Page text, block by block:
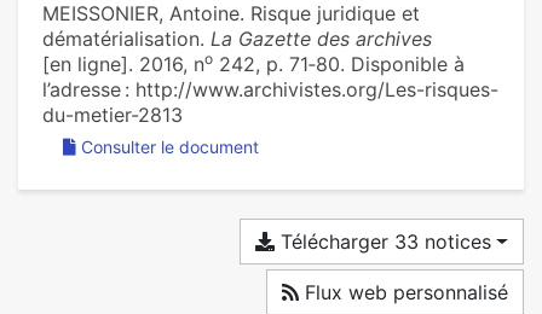
MEISSONIER, Antoine. Risque juridique et
dématérialisation. La Gazette des archives
[en ligne]. 2016, no 242, p. 71‑80. Disponible à
l’adresse : http://www.archivistes.org/Les-risques-
du-metier-2813
Consulter le document
Télécharger 33 notices
Flux web personnalisé